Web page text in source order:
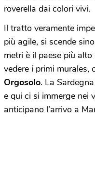
roverella dai colori vivi.
Il tratto veramente
più agile, si scende
metri è il paese più alto
vedere i primi murales,
Orgosolo. La
e qui ci si immerge nei
anticipano l’arrivo a